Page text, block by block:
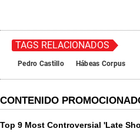
TAGS RELACIONADOS
Pedro Castillo Hábeas Corpus